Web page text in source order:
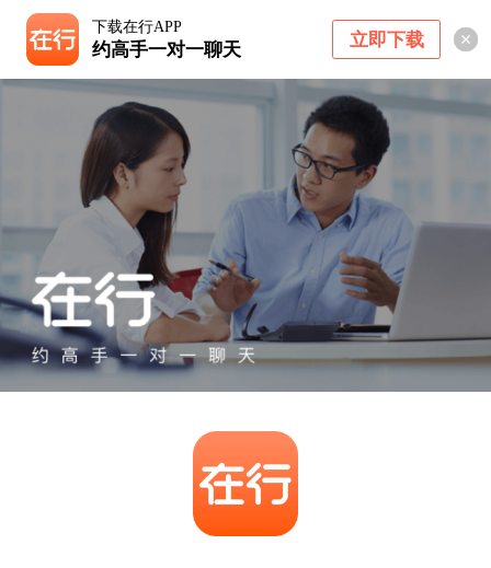
下载在行APP
约高手一对一聊天 立即下载